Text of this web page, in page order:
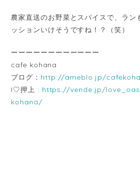
農家直送のお野菜とスパイスで、ラン
ッションいけそうですね！？（笑）
ーーーーーーーーーーーー
cafe kohana
ブログ： http://ameblo.jp/
I♡押上 : https://vende.jp/
kohana/